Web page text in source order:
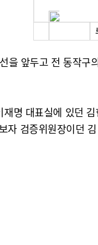
앞두고 전 동작
명 대표실에 있던
검증위원장이던